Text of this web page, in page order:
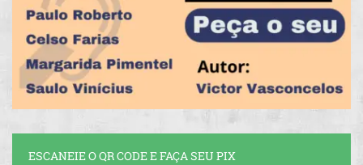
ESCANEIE O QR CODE E FAÇA SEU PIX